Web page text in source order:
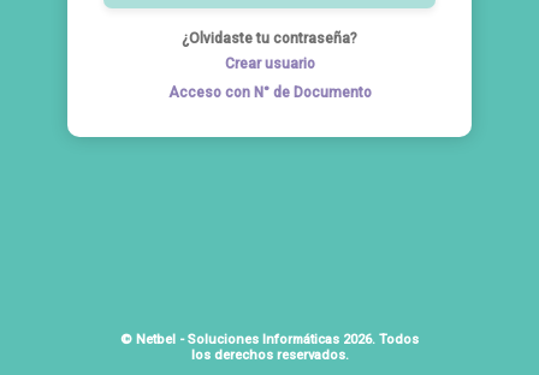
¿Olvidaste tu contraseña?
Crear usuario
Acceso con N° de Documento
© Netbel - Soluciones Informáticas 2026. Todos
los derechos reservados.